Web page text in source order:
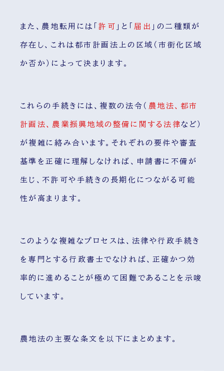
また、農地転用には「許可 」と「 届出 」の二種類が
存在し、これは都市計画法上の区域（市街化区域
か否か）によって決まります。
これらの手続きには、複数の法令（ 農地法、都市
計画法、農業振興地域の整備に関する法律など）
が複雑に絡み合います。それぞれの要件や審査
基準を正確に理解しなければ、申請書に不備が
生じ、不許可や手続きの長期化につながる可能
性が高まります。
このような複雑なプロセスは、法律や行政手続き
を専門とする行政書士でなければ、正確かつ効
率的に進めることが極めて困難であることを示唆
しています。
農地法の主要な条文を以下にまとめます。